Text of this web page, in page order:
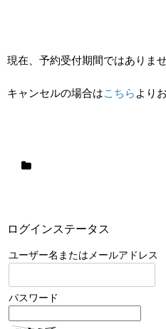
現在、予約受付期間ではありませ
キャンセルの場合はこちら より
ログインステータス
ユーザー名またはメールアドレス
パスワード